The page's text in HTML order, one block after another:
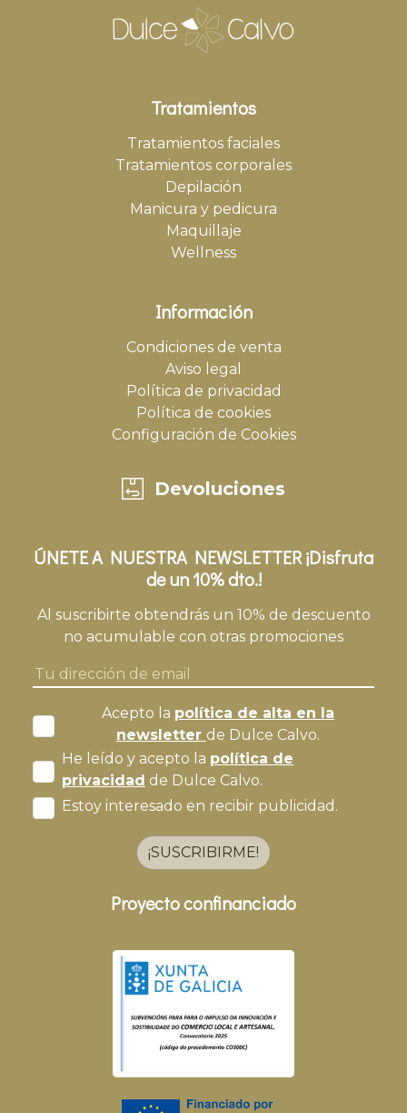
Tratamientos
Tratamientos faciales
Tratamientos corporales
Depilación
Manicura y pedicura
Maquillaje
Wellness
Información
Condiciones de venta
Aviso legal
Política de privacidad
Política de cookies
Configuración de Cookies
Devoluciones
ÚNETE A NUESTRA NEWSLETTER ¡Disfruta
de un 10% dto.!
Al suscribirte obtendrás un 10% de descuento
no acumulable con otras promociones
Acepto la política de alta en la
newsletter de Dulce Calvo.
He leído y acepto la política de
privacidad de Dulce Calvo.
Estoy interesado en recibir publicidad.
¡SUSCRIBIRME!
Proyecto confinanciado